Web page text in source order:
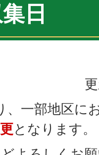
日
、一部地区に
となります。